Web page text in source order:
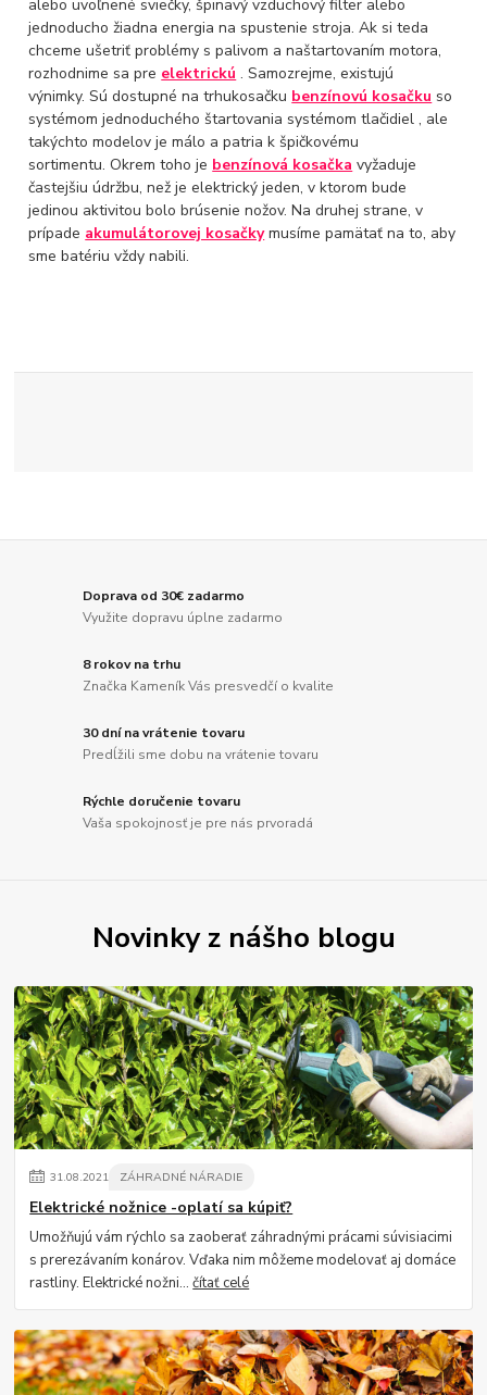
alebo uvoľnené sviečky, špinavý vzduchový filter alebo
jednoducho žiadna energia na spustenie stroja. Ak si teda
chceme ušetriť problémy s palivom a naštartovaním motora,
rozhodnime sa pre elektrickú . Samozrejme, existujú
výnimky. Sú dostupné na trhukosačku benzínovú kosačku so
systémom jednoduchého štartovania systémom tlačidiel , ale
takýchto modelov je málo a patria k špičkovému
sortimentu. Okrem toho je benzínová kosačka vyžaduje
častejšiu údržbu, než je elektrický jeden, v ktorom bude
jedinou aktivitou bolo brúsenie nožov. Na druhej strane, v
prípade akumulátorovej kosačkymusíme pamätať na to, aby
sme batériu vždy nabili.
Doprava od 30€ zadarmo
Využite dopravu úplne zadarmo
8 rokov na trhu
Značka Kameník Vás presvedčí o kvalite
30 dní na vrátenie tovaru
Predĺžili sme dobu na vrátenie tovaru
Rýchle doručenie tovaru
Vaša spokojnosť je pre nás prvoradá
Novinky z nášho blogu
31.08.2021 ZÁHRADNÉ NÁRADIE
Elektrické nožnice -oplatí sa kúpiť?
Umožňujú vám rýchlo sa zaoberať záhradnými prácami súvisiacimi
s prerezávaním konárov. Vďaka nim môžeme modelovať aj domáce
rastliny. Elektrické nožni...čítať celé